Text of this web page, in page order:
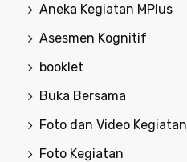
Aneka Kegiatan MPlus
Asesmen Kognitif
booklet
Buka Bersama
Foto dan Video Kegiatan
Foto Kegiatan